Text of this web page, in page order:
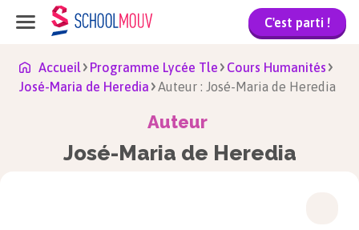
C'est parti !
Accueil Programme Lycée Tle
Cours Humanités
José-Maria de Heredia
Auteur : José-Maria de Heredia
Auteur
José-Maria de Heredia